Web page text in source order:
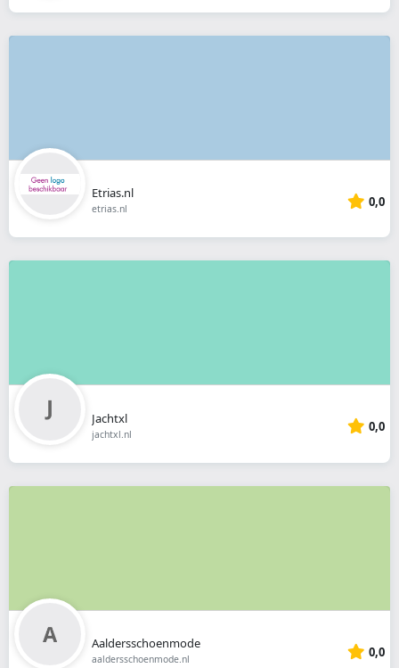
Etrias.nl
etrias.nl 0,0
Jachtxl
jachtxl.nl 0,0
Aaldersschoenmode
aaldersschoenmode.nl 0,0